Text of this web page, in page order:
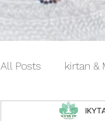
All Posts kirtan &